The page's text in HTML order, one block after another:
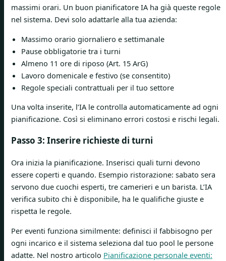
massimi orari. Un buon pianificatore IA ha già queste regole
nel sistema. Devi solo adattarle alla tua azienda:
Massimo orario giornaliero e settimanale
Pause obbligatorie tra i turni
Almeno 11 ore di riposo (Art. 15 ArG)
Lavoro domenicale e festivo (se consentito)
Regole speciali contrattuali per il tuo settore
Una volta inserite, l’IA le controlla automaticamente ad ogni
pianificazione. Così si eliminano errori costosi e rischi legali.
Passo 3: Inserire richieste di turni
Ora inizia la pianificazione. Inserisci quali turni devono
essere coperti e quando. Esempio ristorazione: sabato sera
servono due cuochi esperti, tre camerieri e un barista. L’IA
verifica subito chi è disponibile, ha le qualifiche giuste e
rispetta le regole.
Per eventi funziona similmente: definisci il fabbisogno per
ogni incarico e il sistema seleziona dal tuo pool le persone
adatte. Nel nostro articolo Pianificazione personale eventi: